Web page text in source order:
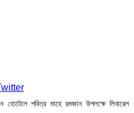
হোটেলে পবিত্র মাহে রমজান উপলক্ষে লিবারেল